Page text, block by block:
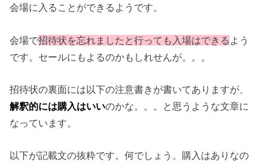
会場に入ることができるようです。
会場で招待状を忘れましたと行っても入場はできる よう
です。セールにもよるのかもしれせんが。。。
招待状の裏面には以下の注意書きが書いてありますが、
解釈的には購入はいいのかな。。。と思うような文章に
なっています。
以下が記載文の抜粋です。何でしょう。購入はありなの